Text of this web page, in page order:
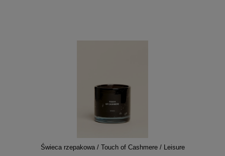
Świeca rzepakowa / Touch of Cashmere / Leisure